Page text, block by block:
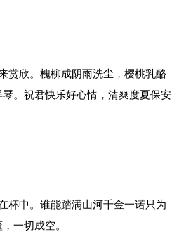
赏欣。槐柳成阴雨洗尘，樱桃乳酪
。祝君快乐好心情，清爽度夏保安
杯中。谁能踏满山河千金一诺只为
一切成空。